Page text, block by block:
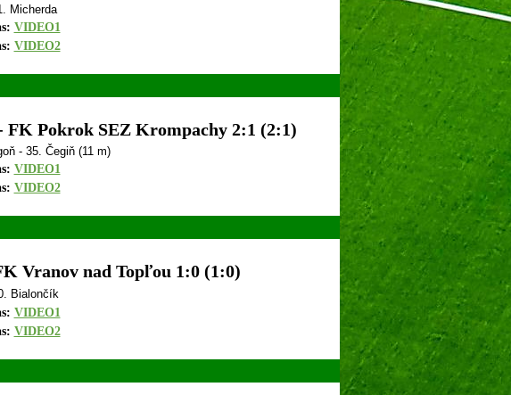
Micherda
VIDEO1
VIDEO2
Pokrok SEZ Krompachy 2:1 (2:1)
- 35. Čegiň (11 m)
VIDEO1
VIDEO2
Vranov nad Topľou 1:0 (1:0)
Bialončík
VIDEO1
VIDEO2